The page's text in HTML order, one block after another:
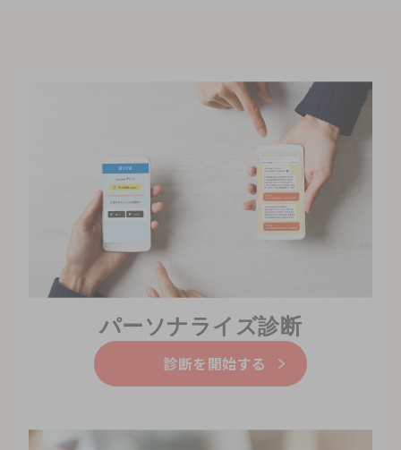
パーソナライズ診断
診断を開始する